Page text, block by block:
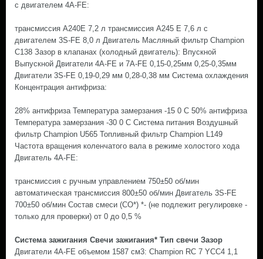
с двигателем 4A-FE:
трансмиссия А240Е 7,2 л трансмиссия А245 Е 7,6 л с
двигателем 3S-FE 8,0 л Двигатель Масляный фильтр Champion
C138 Зазор в клапанах (холодный двигатель): Впускной
Выпускной Двигатели 4A-FE и 7A-FE 0,15-0,25мм 0,25-0,35мм
Двигатели 3S-FE 0,19-0,29 мм 0,28-0,38 мм Система охлаждения
Концентрация антифриза:
28% антифриза Температура замерзания -15 0 С 50% антифриза
Температура замерзания -30 0 С Система питания Воздушный
фильтр Champion U565 Топливный фильтр Champion L149
Частота вращения коленчатого вала в режиме холостого хода
Двигатель 4A-FE:
трансмиссия с ручным управлением 750±50 об/мин
автоматическая трансмиссия 800±50 об/мин Двигатель 3S-FE
700±50 об/мин Состав смеси (СО*) *- (не подлежит регулировке -
только для проверки) от 0 до 0,5 %
Система зажигания Свечи зажигания* Тип свечи Зазор
Двигатели 4A-FE объемом 1587 см3: Champion RC 7 YCC4 1,1